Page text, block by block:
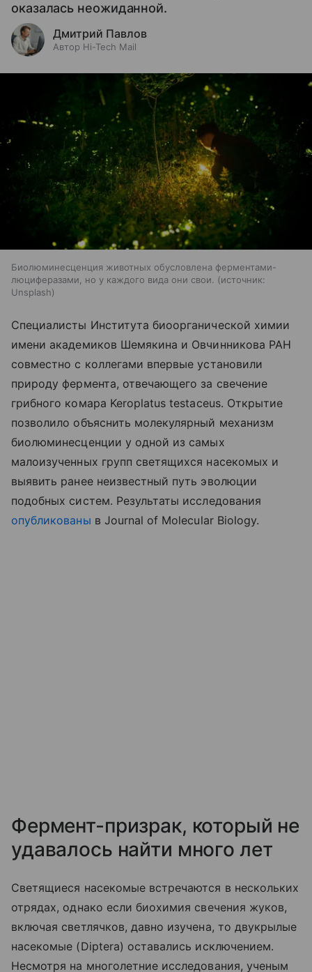
оказалась неожиданной.
Дмитрий Павлов
Автор Hi-Tech Mail
Биолюминесценция животных обусловлена ферментами-
люциферазами, но у каждого вида они свои.
источник:
Unsplash
Специалисты Института биоорганической химии
имени академиков Шемякина и Овчинникова РАН
совместно с коллегами впервые установили
природу фермента, отвечающего за свечение
грибного комара Keroplatus testaceus. Открытие
позволило объяснить молекулярный механизм
биолюминесценции у одной из самых
малоизученных групп светящихся насекомых и
выявить ранее неизвестный путь эволюции
подобных систем. Результаты исследования
опубликованы в Journal of Molecular Biology.
Фермент-призрак, который не
удавалось найти много лет
Светящиеся насекомые встречаются в нескольких
отрядах, однако если биохимия свечения жуков,
включая светлячков, давно изучена, то двукрылые
насекомые (Diptera) оставались исключением.
Несмотря на многолетние исследования, ученым